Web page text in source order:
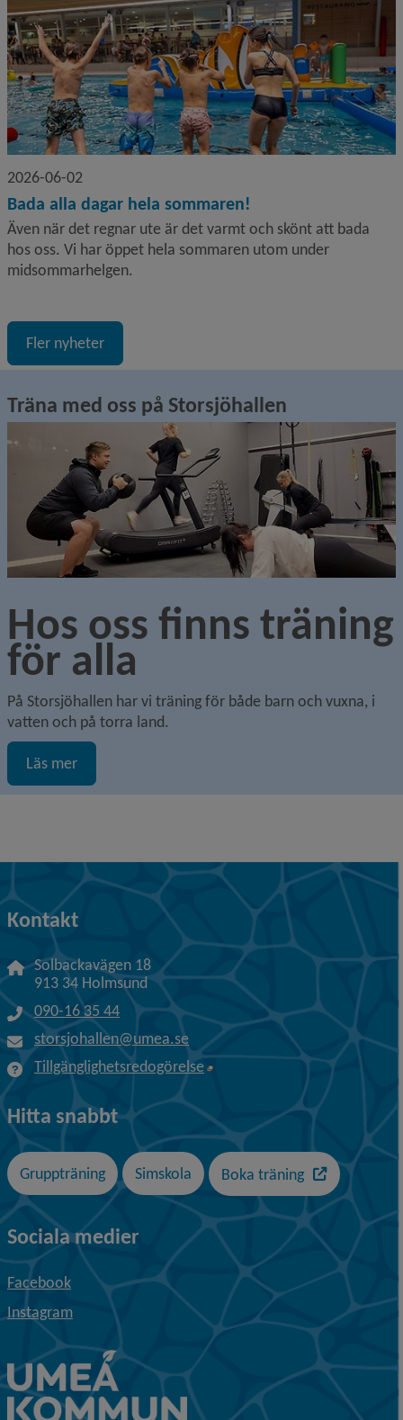
2026-06-02
Bada alla dagar hela sommaren!
Även när det regnar ute är det varmt och skönt att bada
hos oss. Vi har öppet hela sommaren utom under
midsommarhelgen.
Fler nyheter
Träna med oss på Storsjöhallen
Hos oss finns träning
för alla
På Storsjöhallen har vi träning för både barn och vuxna, i
vatten och på torra land.
Läs mer
Kontakt
Solbackavägen 18
913 34 Holmsund
090-16 35 44
storsjohallen@umea.se
Tillgänglighetsredogörelse
Öppnas i nytt fönster.
Hitta snabbt
Gruppträning Simskola Boka träning Länk till en
Sociala medier
Facebook
Instagram